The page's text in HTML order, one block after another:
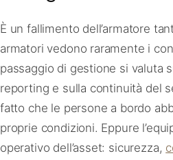
È un fallimento dell’armatore
armatori vedono raramente i
passaggio di gestione si valuta
reporting e sulla continuità del
fatto che le persone a bordo
proprie condizioni. Eppure
operativo dell’asset: sicurezza,